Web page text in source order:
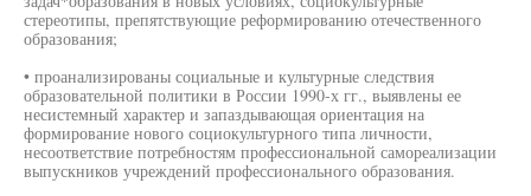
стереотипы, препятствующие реформированию отечественного
образования;
• проанализированы социальные и культурные следствия
образовательной политики в России 1990-х гг., выявлены ее
несистемный характер и запаздывающая ориентация на
формирование нового социокультурного типа личности,
несоответствие потребностям профессиональной самореализации
выпускников учреждений профессионального образования.